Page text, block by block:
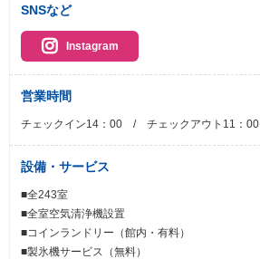
SNSなど
Instagram
営業時間
チェックイン14：00 / チェックアウト11：00
設備・サービス
■全243室
■全室空気清浄機設置
■コインランドリー（館内・有料）
■製氷機サービス（無料）